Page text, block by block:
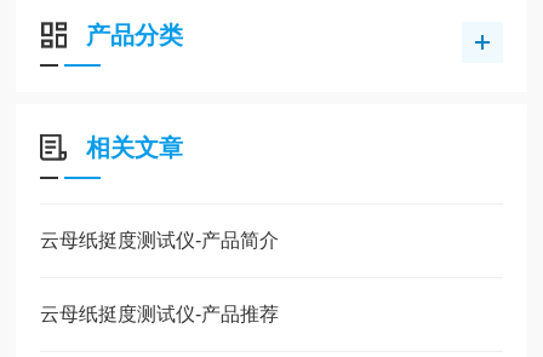
产品分类
相关文章
云母纸挺度测试仪-产品简介
云母纸挺度测试仪-产品推荐